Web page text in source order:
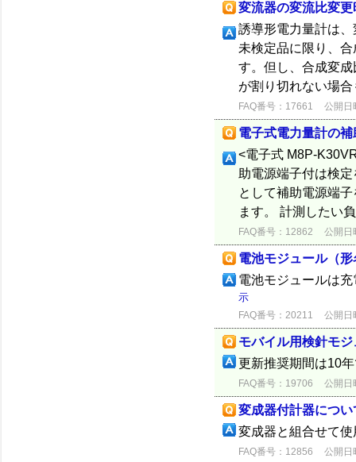
変流器の変流比変
誘導形電力量計は
未検定品に限り、
す。但し、合成変
が割り切れない場
FAQ番号：17661 公開日
電子式電力量計の補
<電子式 M8P-
助電源端子付は検
として補助電源端
ます。 計測したい
FAQ番号：12862 公開日
電池モジュール（
電池モジュールは
示
FAQ番号：20211 公開日
モバイル用検針モ
更新推奨期間は10
FAQ番号：19706 公開日
変成器付計器につい
変成器と組合せて
FAQ番号：12856 公開日